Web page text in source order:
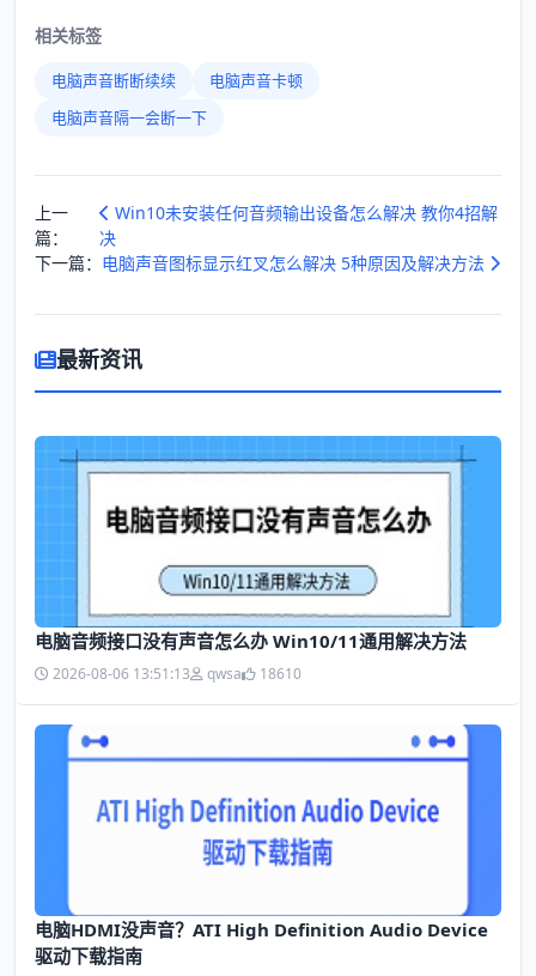
相关标签
电脑声音断断续续
电脑声音卡顿
电脑声音隔一会断一下
上一
篇：
Win10未安装任何音频输出设备怎么解决 教你4招解
决
下一篇： 电脑声音图标显示红叉怎么解决 5种原因及解决方法
最新资讯
电脑音频接口没有声音怎么办 Win10/11通用解决方法
2026-08-06 13:51:13 qwsa 18610
电脑HDMI没声音？ATI High Definition Audio Device
驱动下载指南